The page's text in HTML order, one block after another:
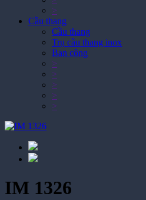
>
Cầu thang
Cầu thang
Trụ cầu thang inox
Ban công
>
>
>
>
>
IM 1326